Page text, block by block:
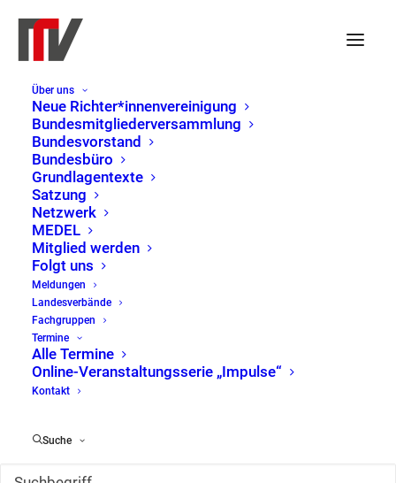
Über uns
Neue Richter*innenvereinigung
Bundesmitgliederversammlung
Bundesvorstand
Bundesbüro
Grundlagentexte
Satzung
Netzwerk
MEDEL
Mitglied werden
Folgt uns
Meldungen
Landesverbände
Fachgruppen
Termine
Alle Termine
Online-Veranstaltungsserie „Impulse“
Kontakt
Suche
Veranstaltungen
30.07.2024 - 27.02.2025
Datum
wählen.
Juli 2024
DI.
30